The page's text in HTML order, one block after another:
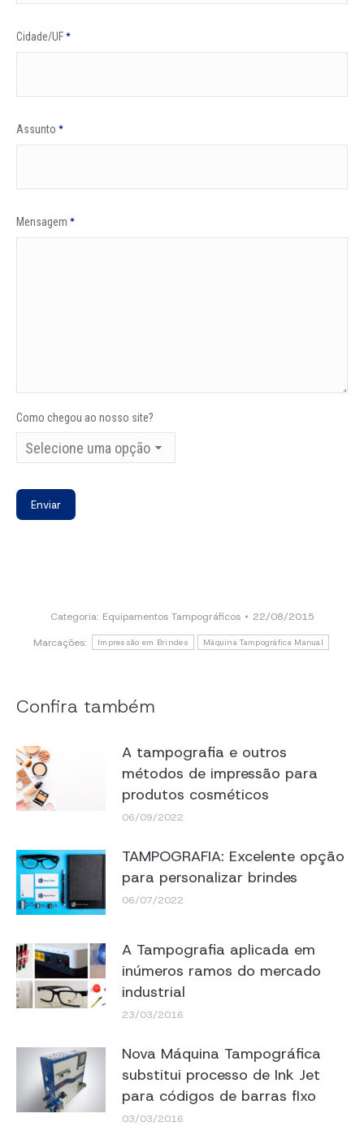
Cidade/UF *
Assunto *
Mensagem *
Como chegou ao nosso site?
Categoria: Equipamentos Tampográficos
22/08/2015
Marcações:
Impressão em Brindes Máquina Tampográfica Manual
Confira também
A tampografia e outros
métodos de impressão para
produtos cosméticos
06/09/2022
TAMPOGRAFIA: Excelente opção
para personalizar brindes
06/07/2022
A Tampografia aplicada em
inúmeros ramos do mercado
industrial
23/03/2016
Nova Máquina Tampográfica
substitui processo de Ink Jet
para códigos de barras fIxo
03/03/2016